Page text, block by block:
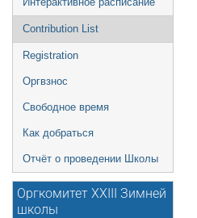
Contribution List
Registration
Оргвзнос
Свободное время
Как добраться
Отчёт о проведении Школы
Оргкомитет XXIII Зимней
школы